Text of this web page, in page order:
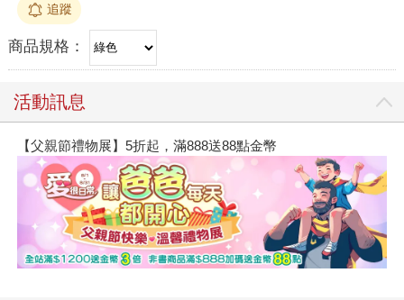
追蹤
商品規格：
活動訊息
【父親節禮物展】5折起，滿888送88點金幣